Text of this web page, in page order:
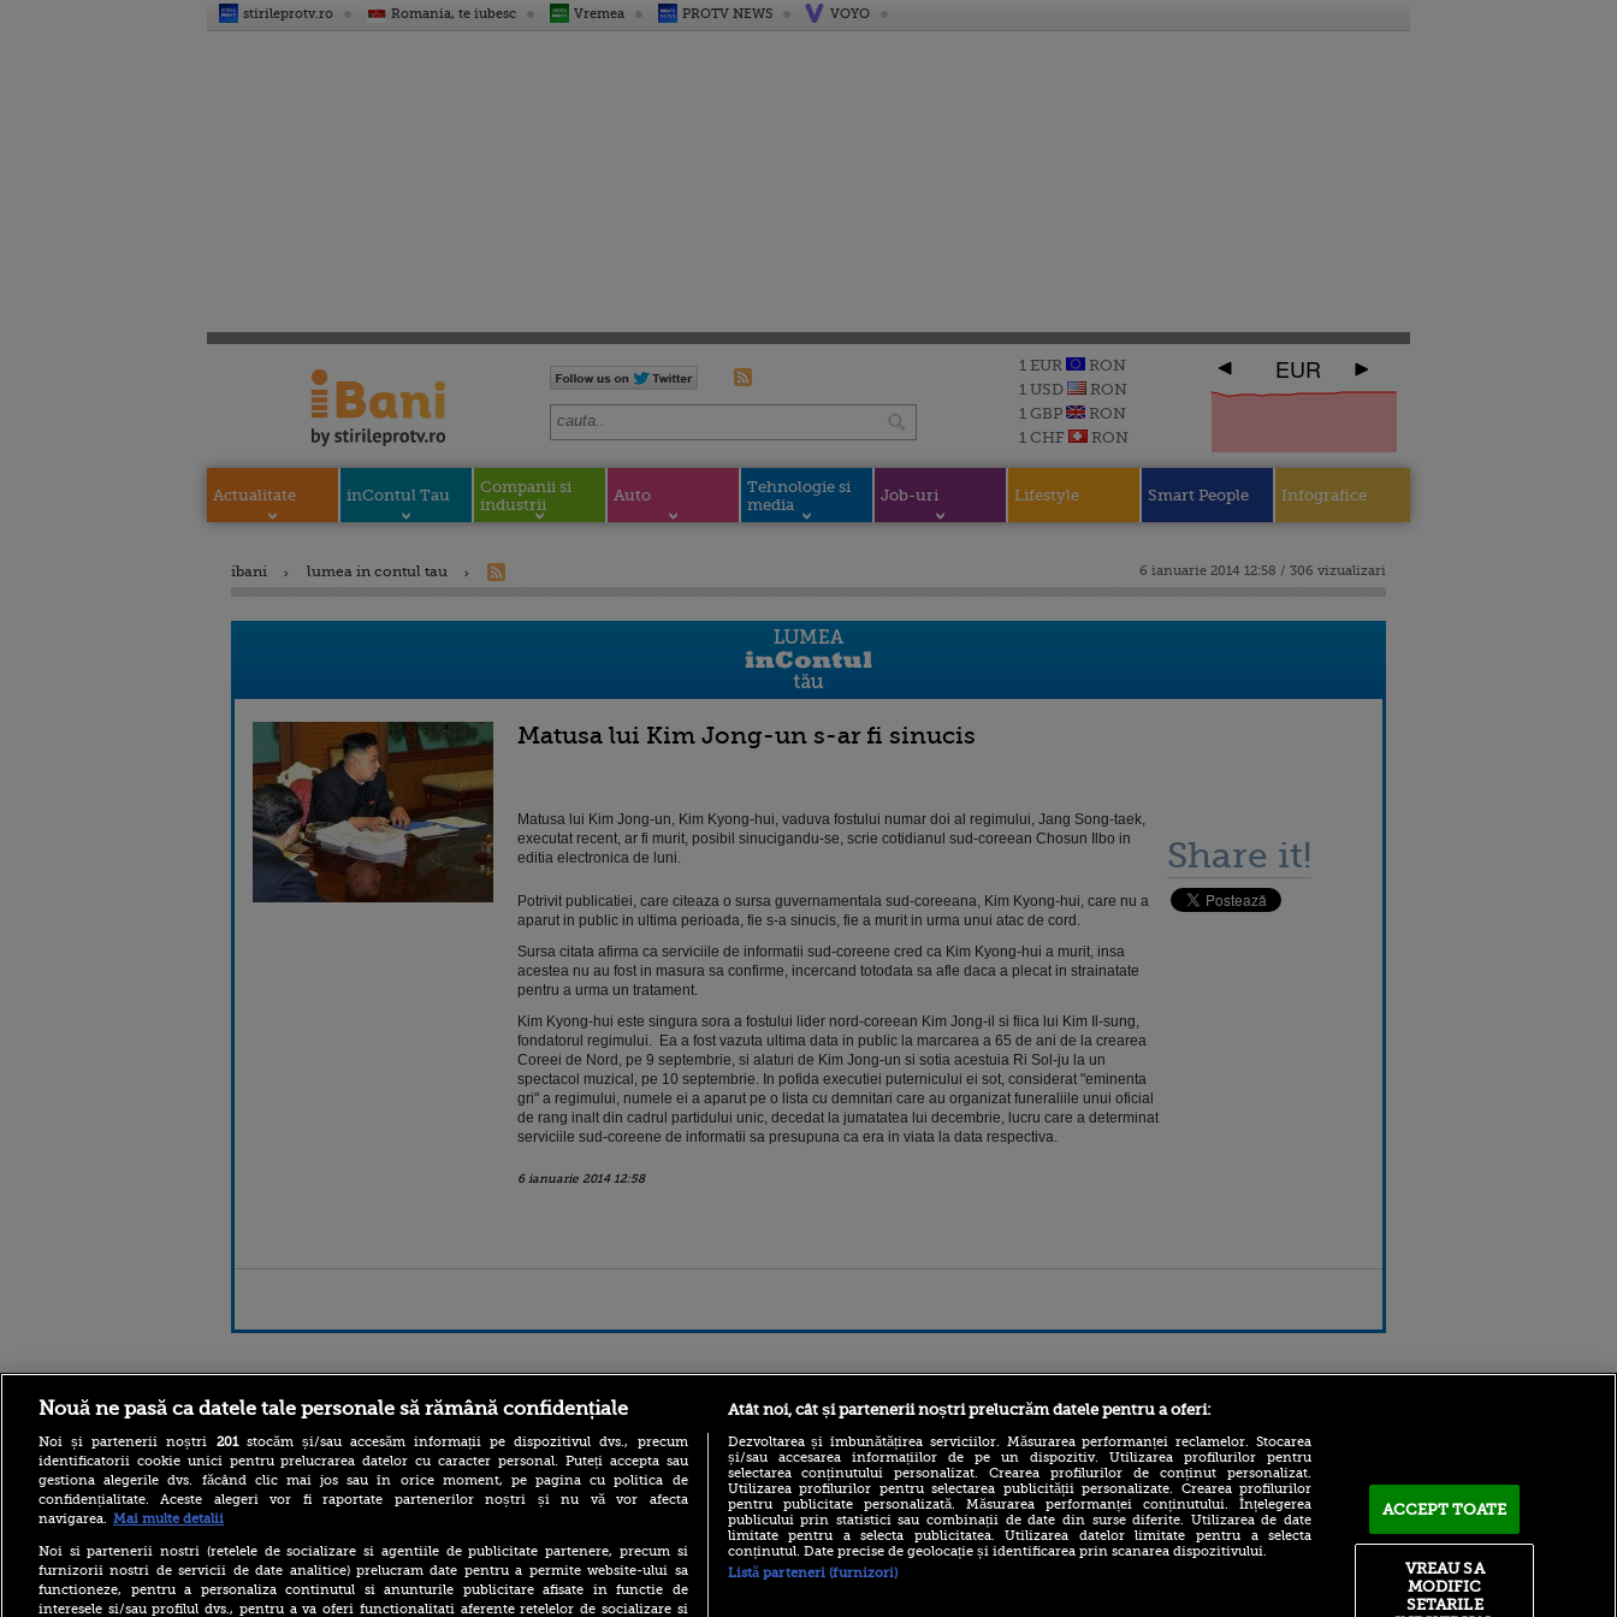
stirileprotv.ro Romania, te iubesc Vremea PROTV NEWS VOYO
1 EUR
RON
1 USD
RON
1 GBP
RON
1 CHF
RON
EUR
Actualitate inContul Tau
Companii si
industrii
Auto
Tehnologie si
media
Job-uri Lifestyle Smart People Infografice
ibani lumea in contul tau 6 ianuarie 2014 12:58 / 306 vizualizari
Matusa lui Kim Jong-un s-ar fi sinucis
Matusa lui Kim Jong-un, Kim Kyong-hui, vaduva fostului numar doi al regimului, Jang Song-taek,
executat recent, ar fi murit, posibil sinucigandu-se, scrie cotidianul sud-coreean Chosun Ilbo in
editia electronica de luni.
Potrivit publicatiei, care citeaza o sursa guvernamentala sud-coreeana, Kim Kyong-hui, care nu a
aparut in public in ultima perioada, fie s-a sinucis, fie a murit in urma unui atac de cord.
Sursa citata afirma ca serviciile de informatii sud-coreene cred ca Kim Kyong-hui a murit, insa
acestea nu au fost in masura sa confirme, incercand totodata sa afle daca a plecat in strainatate
pentru a urma un tratament.
Kim Kyong-hui este singura sora a fostului lider nord-coreean Kim Jong-il si fiica lui Kim Il-sung,
fondatorul regimului. Ea a fost vazuta ultima data in public la marcarea a 65 de ani de la crearea
Coreei de Nord, pe 9 septembrie, si alaturi de Kim Jong-un si sotia acestuia Ri Sol-ju la un
spectacol muzical, pe 10 septembrie. In pofida executiei puternicului ei sot, considerat "eminenta
gri" a regimului, numele ei a aparut pe o lista cu demnitari care au organizat funeraliile unui oficial
de rang inalt din cadrul partidului unic, decedat la jumatatea lui decembrie, lucru care a determinat
serviciile sud-coreene de informatii sa presupuna ca era in viata la data respectiva.
6 ianuarie 2014 12:58
Share it!
Stirileprotv.ro
Reacția Rusiei după ce o
dronă explozivă a paralizat
aeroportul din Leipzig: „O
provocare complet
ilike-it.ro foodstory.ro
(P) Descoperă Lumea
Procinema.ro Sport.ro
UTA - Rapid 0-0 | Puncte
Nouă ne pasă ca datele tale personale să rămână confidențiale
Noi și partenerii noștri 201stocăm și/sau accesăm informații pe dispozitivul dvs., precum
identificatorii cookie unici pentru prelucrarea datelor cu caracter personal. Puteți accepta sau
gestiona alegerile dvs. făcând clic mai jos sau în orice moment, pe pagina cu politica de
confidențialitate. Aceste alegeri vor fi raportate partenerilor noștri și nu vă vor afecta
navigarea. Mai multe detalii
Noi si partenerii nostri (retelele de socializare si agentiile de publicitate partenere, precum si
furnizorii nostri de servicii de date analitice) prelucram date pentru a permite website-ului sa
functioneze, pentru a personaliza continutul si anunturile publicitare afisate in functie de
interesele si/sau profilul dvs., pentru a va oferi functionalitati aferente retelelor de socializare si
Atât noi, cât și partenerii noștri prelucrăm datele pentru a oferi:
Dezvoltarea și îmbunătățirea serviciilor. Măsurarea performanței reclamelor. Stocarea
și/sau accesarea informațiilor de pe un dispozitiv. Utilizarea profilurilor pentru
selectarea conținutului personalizat. Crearea profilurilor de conținut personalizat.
Utilizarea profilurilor pentru selectarea publicității personalizate. Crearea profilurilor
pentru publicitate personalizată. Măsurarea performanței conținutului. Înțelegerea
publicului prin statistici sau combinații de date din surse diferite. Utilizarea de date
limitate pentru a selecta publicitatea. Utilizarea datelor limitate pentru a selecta
conținutul. Date precise de geolocație și identificarea prin scanarea dispozitivului.
Listă parteneri (furnizori)
ACCEPT TOATE
VREAU SA
MODIFIC
SETARILE